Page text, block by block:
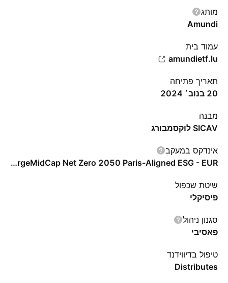
מותג
Amundi
עמוד בית
amundietf.lu
תאריך פתיחה
20 בנוב׳ 2024
מבנה
SICAV לוקסמבורג
אינדקס במעקב
S&P Eurozone LargeMidCap Net Zero 2050 Paris-Aligned ESG - EUR
שיטת שכפול
פיסיקלי
סגנון ניהול
פאסיבי
טיפול בדיווידנד
Distributes